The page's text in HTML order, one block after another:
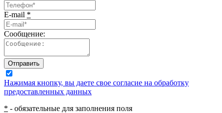
E-mail *
Сообщение:
Отправить
Нажимая кнопку, вы даете свое согласие на обработку
предоставленных данных
* - обязательные для заполнения поля